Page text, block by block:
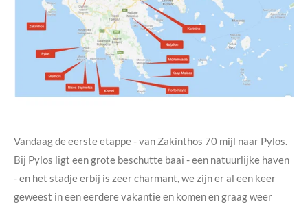
Vandaag de eerste etappe - van Zakinthos 70 mijl naar Pylos.
Bij Pylos ligt een grote beschutte baai - een natuurlijke haven
- en het stadje erbij is zeer charmant, we zijn er al een keer
geweest in een eerdere vakantie en komen en graag weer